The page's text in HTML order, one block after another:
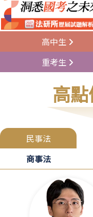
高中生
重考生
高
民事法
商事法